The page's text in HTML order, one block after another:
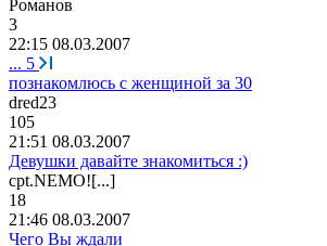
Романов
3
22:15 08.03.2007
... 5
познакомлюсь с женщиной за 30
dred23
105
21:51 08.03.2007
Девушки давайте знакомиться :)
сpt.NЕMО![...]
18
21:46 08.03.2007
Чего Вы ждали